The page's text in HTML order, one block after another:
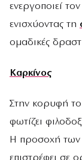
ενεργοποιεί
ενισχύοντας τη
ομαδικές
Καρκίνος
Στην κορυφή
φωτίζει
Η προσοχή των